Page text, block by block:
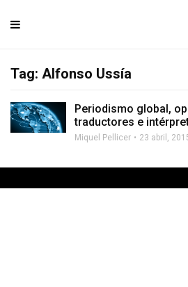
Tag: Alfonso Ussía
Periodismo global,
traductores e
Miquel Pellicer 23 abril,